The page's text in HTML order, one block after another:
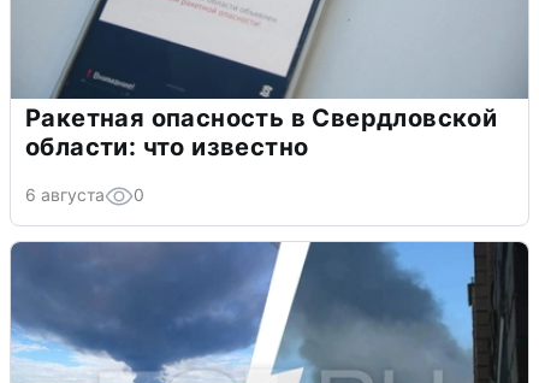
Ракетная опасность в Свердловской
области: что известно
6 августа 0